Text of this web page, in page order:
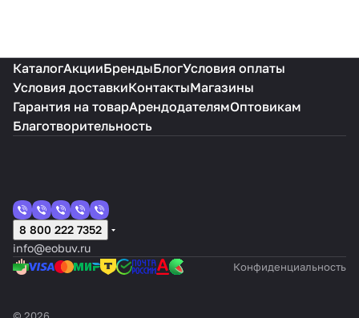
КаталогАкцииБрендыБлогУсловия оплаты
Условия доставкиКонтактыМагазины
Гарантия на товарАрендодателямОптовикам
Благотворительность
8 800 222 7352
info@eobuv.ru
Конфиденциальность